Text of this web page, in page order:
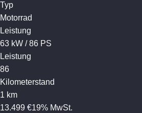
Typ
Motorrad
Leistung
63 kW / 86 PS
Leistung
86
Kilometerstand
1 km
13.499 €19% MwSt.